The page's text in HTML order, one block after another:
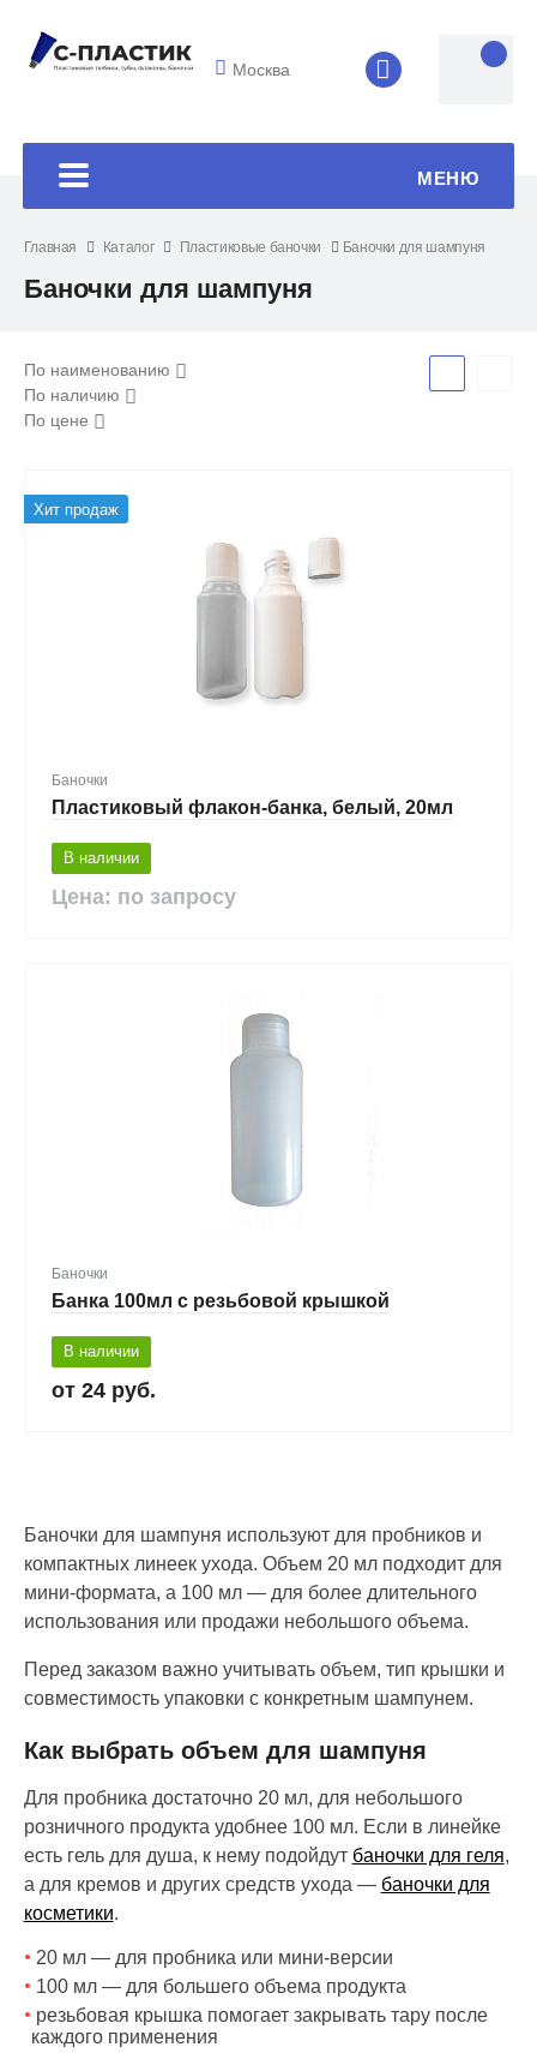
Москва 8 (4852) 33-
МЕНЮ
Главная Каталог Пластиковые баночки Баночки для шампуня
Баночки для шампуня
По наименованию
По наличию
По цене
Хит продаж
Баночки
Пластиковый флакон-банка, белый, 20мл
В наличии
Цена: по запросу
Баночки
Банка 100мл с резьбовой крышкой
В наличии
24 руб.
Баночки для шампуня используют для пробников и
компактных линеек ухода. Объем 20 мл подходит для
мини-формата, а 100 мл — для более длительного
использования или продажи небольшого объема.
Перед заказом важно учитывать объем, тип крышки и
совместимость упаковки с конкретным шампунем.
Как выбрать объем для шампуня
Для пробника достаточно 20 мл, для небольшого
розничного продукта удобнее 100 мл. Если в линейке
есть гель для душа, к нему подойдут баночки для геля,
а для кремов и других средств ухода — баночки для
косметики.
20 мл — для пробника или мини-версии
100 мл — для большего объема продукта
резьбовая крышка помогает закрывать тару после
каждого применения